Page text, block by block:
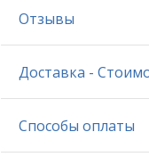
Отзывы
Доставка -
Способы оплаты